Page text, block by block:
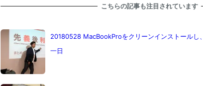
こちらの記事も注目されています
20180528 MacBookProをクリーンインストールし
一日